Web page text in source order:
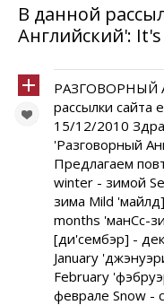
В данной
Английский':
РАЗГОВОРНЫЙ
рассылки сайта
15/12/2010
'Разговорный
Предлагаем
winter - зимой
зима Mild
months 'манСс-
[ди'сембэр] -
January
February
феврале Snow -